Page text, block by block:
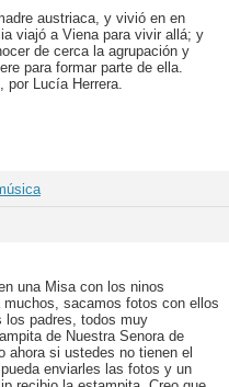
austriaca, y vivió en en
viajó a Viena para vivir allá; y
de cerca la agrupación y
para formar parte de ella.
, por Lucía Herrera.
una Misa con los ninos
sacamos fotos con ellos
los padres, todos muy
de Nuestra Senora de
ahora si ustedes no tienen el
enviarles las fotos y un